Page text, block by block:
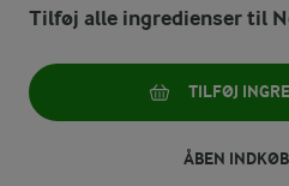
Tilføj alle ingredienser til
TILFØJ
ÅBEN